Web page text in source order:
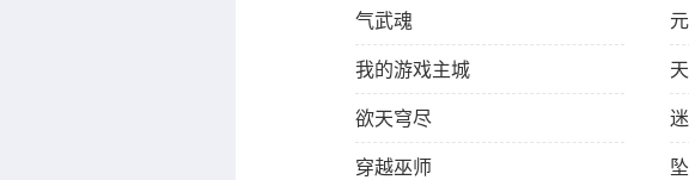
气武魂
我的游戏主城
欲天穹尽
穿越巫师